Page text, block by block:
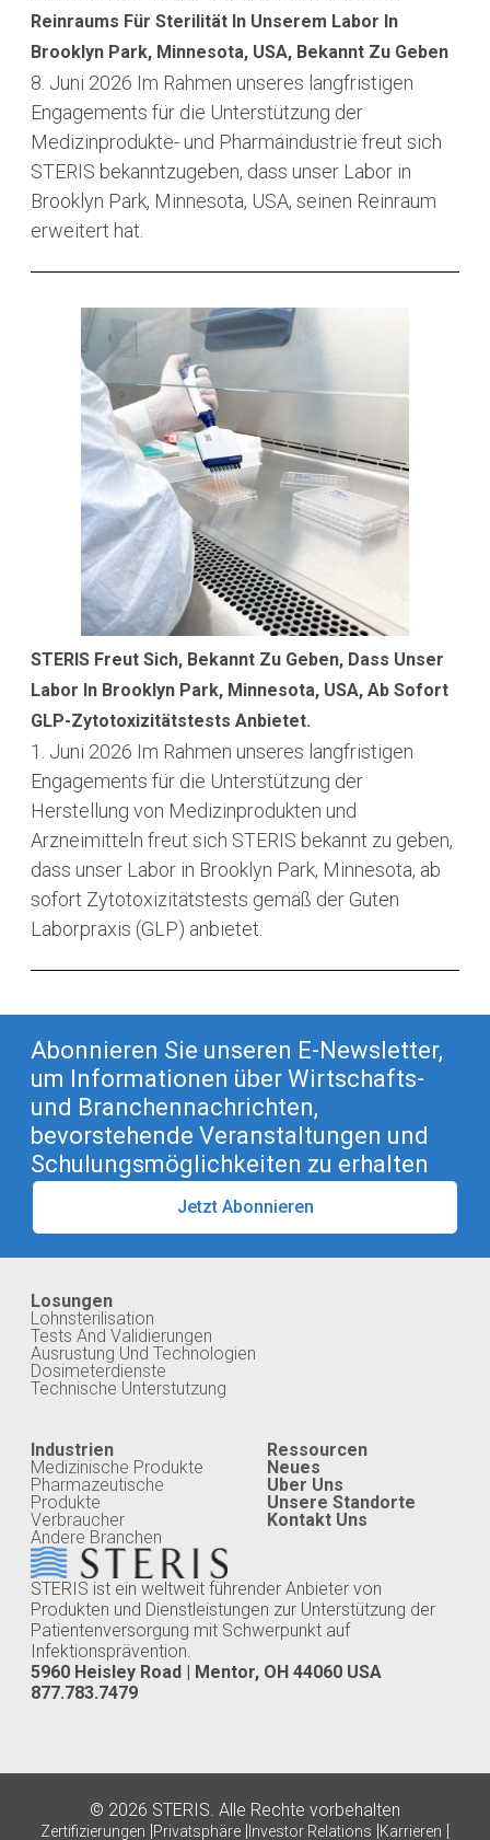
Reinraums Für Sterilität In Unserem Labor In
Brooklyn Park, Minnesota, USA, Bekannt Zu Geben
8. Juni 2026 Im Rahmen unseres langfristigen
Engagements für die Unterstützung der
Medizinprodukte- und Pharmaindustrie freut sich
STERIS bekanntzugeben, dass unser Labor in
Brooklyn Park, Minnesota, USA, seinen Reinraum
erweitert hat.
STERIS Freut Sich, Bekannt Zu Geben, Dass Unser
Labor In Brooklyn Park, Minnesota, USA, Ab Sofort
GLP-Zytotoxizitätstests Anbietet.
1. Juni 2026 Im Rahmen unseres langfristigen
Engagements für die Unterstützung der
Herstellung von Medizinprodukten und
Arzneimitteln freut sich STERIS bekannt zu geben,
dass unser Labor in Brooklyn Park, Minnesota, ab
sofort Zytotoxizitätstests gemäß der Guten
Laborpraxis (GLP) anbietet.
Abonnieren Sie unseren E-Newsletter,
um Informationen über Wirtschafts-
und Branchennachrichten,
bevorstehende Veranstaltungen und
Schulungsmöglichkeiten zu erhalten
Jetzt Abonnieren
STERIS ist ein weltweit führender Anbieter von
Produkten und Dienstleistungen zur Unterstützung der
Patientenversorgung mit Schwerpunkt auf
Infektionsprävention.
5960 Heisley Road | Mentor, OH 44060 USA
877.783.7479
Losungen
Lohnsterilisation
Tests And Validierungen
Ausrustung Und Technologien
Dosimeterdienste
Technische Unterstutzung
Industrien
Medizinische Produkte
Pharmazeutische
Produkte
Verbraucher
Andere Branchen
Ressourcen
Neues
Uber Uns
Unsere Standorte
Kontakt Uns
© 2026 STERIS. Alle Rechte vorbehalten
Zertifizierungen |Privatsphäre | Investor Relations |Karrieren |